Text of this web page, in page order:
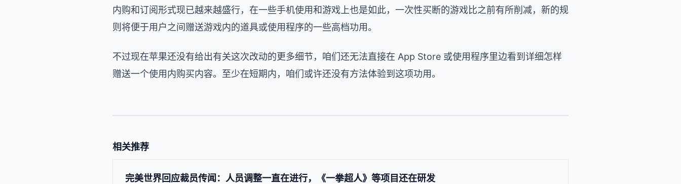
内购和订阅形式现已越来越盛行，在一些手机使用和游戏上也是如此，一次性买断的游戏比之前有所削减，新的规
则将便于用户之间赠送游戏内的道具或使用程序的一些高档功用。
不过现在苹果还没有给出有关这次改动的更多细节，咱们还无法直接在 App Store 或使用程序里边看到详细怎样
赠送一个使用内购买内容。至少在短期内，咱们或许还没有方法体验到这项功用。
相关推荐
完美世界回应裁员传闻：人员调整一直在进行，《一拳超人》等项目还在研发